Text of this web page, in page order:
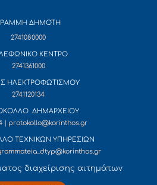
ΔΗΜΟΤΗ
2741080000
ΚΕΝΤΡΟ
2741361000
ΗΛΕΚΤΡΟΦΩΤΙΣΜΟΥ
2741120134
ΔΗΜΑΡΧΕΙΟΥ
| protokollo@korinthos.gr
ΤΕΧΝΙΚΩΝ ΥΠΗΡΕΣΙΩΝ
διαχείρισης αιτημάτων